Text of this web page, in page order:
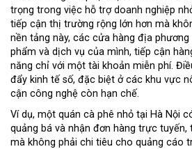
trọng trong việc hỗ trợ doanh nghiệp
tiếp cận thị trường rộng lớn hơn mà
nền tảng này, các cửa hàng địa
phẩm và dịch vụ của mình, tiếp cận
năng chỉ với một tài khoản miễn phí.
đẩy kinh tế số, đặc biệt ở các khu vực
cận công nghệ còn hạn chế.
Ví dụ, một quán cà phê nhỏ tại Hà Nội
quảng bá và nhận đơn hàng trực
mà không phải chi tiêu cho quảng cáo